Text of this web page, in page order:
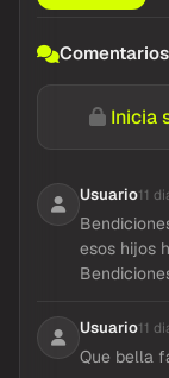
Comentarios
Inicia
Usuario11
esos hijos
Usuario11
Que bella